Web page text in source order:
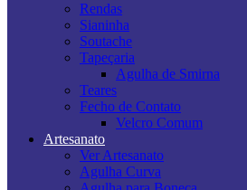
Rendas
Sianinha
Soutache
Tapeçaria
Agulha de Smirna
Teares
Fecho de Contato
Velcro Comum
Artesanato
Ver Artesanato
Agulha Curva